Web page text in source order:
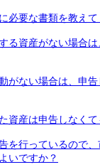
必要な書類を教えて
る資産がない場合
がない場合は、申
資産は申告しなくて
を行っているので
いですか？